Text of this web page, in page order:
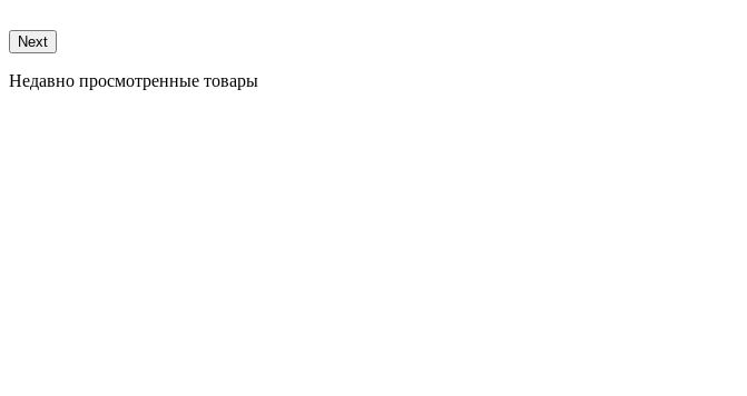
Next
Недавно просмотренные товары